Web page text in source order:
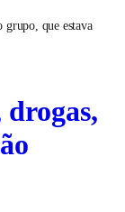
grupo, que estava